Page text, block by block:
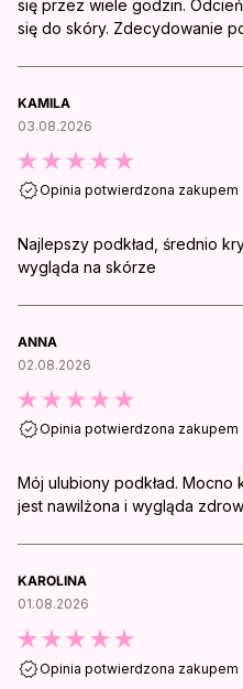
się przez wiele godzin.
się do skóry. Zdecydowanie
KAMILA
03.08.2026
Opinia potwierdzona zakupem
Najlepszy podkład, średnio
wygląda na skórze
ANNA
02.08.2026
Opinia potwierdzona zakupem
Mój ulubiony podkład. Mocno
jest nawilżona i wygląda
KAROLINA
01.08.2026
Opinia potwierdzona zakupem